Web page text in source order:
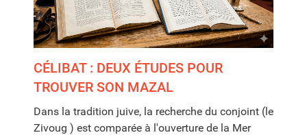
CÉLIBAT : DEUX ÉTUDES POUR
TROUVER SON MAZAL
Dans la tradition juive, la recherche du conjoint (le
Zivoug ) est comparée à l'ouverture de la Mer